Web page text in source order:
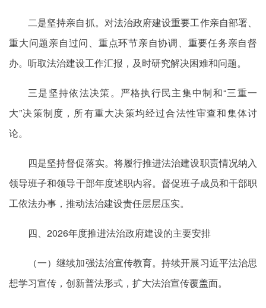
二是坚持亲自抓。对法治政府建设重要工作亲自部署、
重大问题亲自过问、重点环节亲自协调、重要任务亲自督
办。听取法治建设工作汇报，及时研究解决困难和问题。
三是坚持依法决策。严格执行民主集中制和“三重一
大”决策制度，所有重大决策均经过合法性审查和集体讨
论。
四是坚持督促落实。将履行推进法治建设职责情况纳入
领导班子和领导干部年度述职内容。督促班子成员和干部职
工依法办事，推动法治建设责任层层压实。
四、2026年度推进法治政府建设的主要安排
（一）继续加强法治宣传教育。持续开展习近平法治思
想学习宣传，创新普法形式，扩大法治宣传覆盖面。